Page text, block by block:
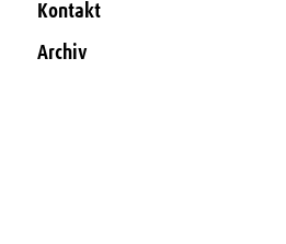
Kontakt
Archiv